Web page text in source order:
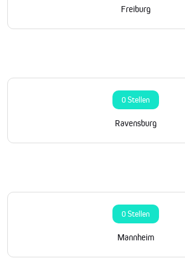
Freiburg
0 Stellen
Ravensburg
0 Stellen
Mannheim